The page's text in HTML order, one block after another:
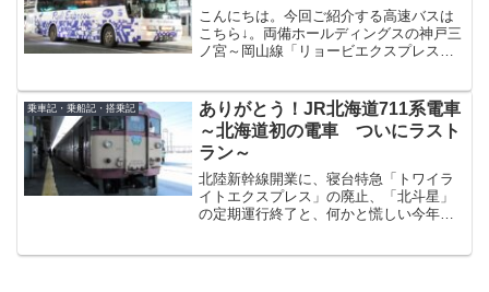
こんにちは。今回ご紹介する高速バスは
こちら↓。両備ホールディングスの神戸三
ノ宮～岡山線「リョービエクスプレス神
デンエクスプレス」のダブルトラック路
線だったのですが、岡電...
乗車記・乗船記・搭乗記
ありがとう！JR北海道711系電車
～北海道初の電車 ついにラスト
ラン～
北陸新幹線開業に、寝台特急「トワイラ
イトエクスプレス」の廃止、「北斗星」
の定期運行終了と、何かと慌しい今年